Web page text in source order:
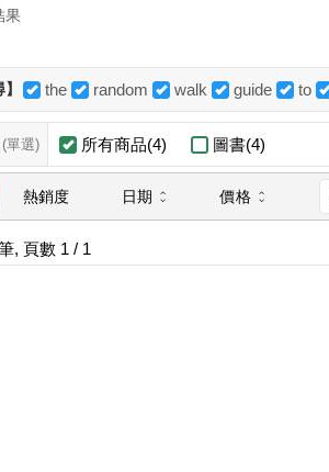
果
the random walk guide to
(單選) 所有商品(4) 圖書(4)
熱銷度 日期 價格
, 頁數 1 / 1